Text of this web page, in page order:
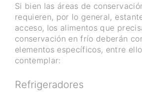
Si bien las áreas de
requieren, por lo general,
acceso, los alimentos que
conservación en frío deberán
elementos específicos, entre
contemplar:
Refrigeradores